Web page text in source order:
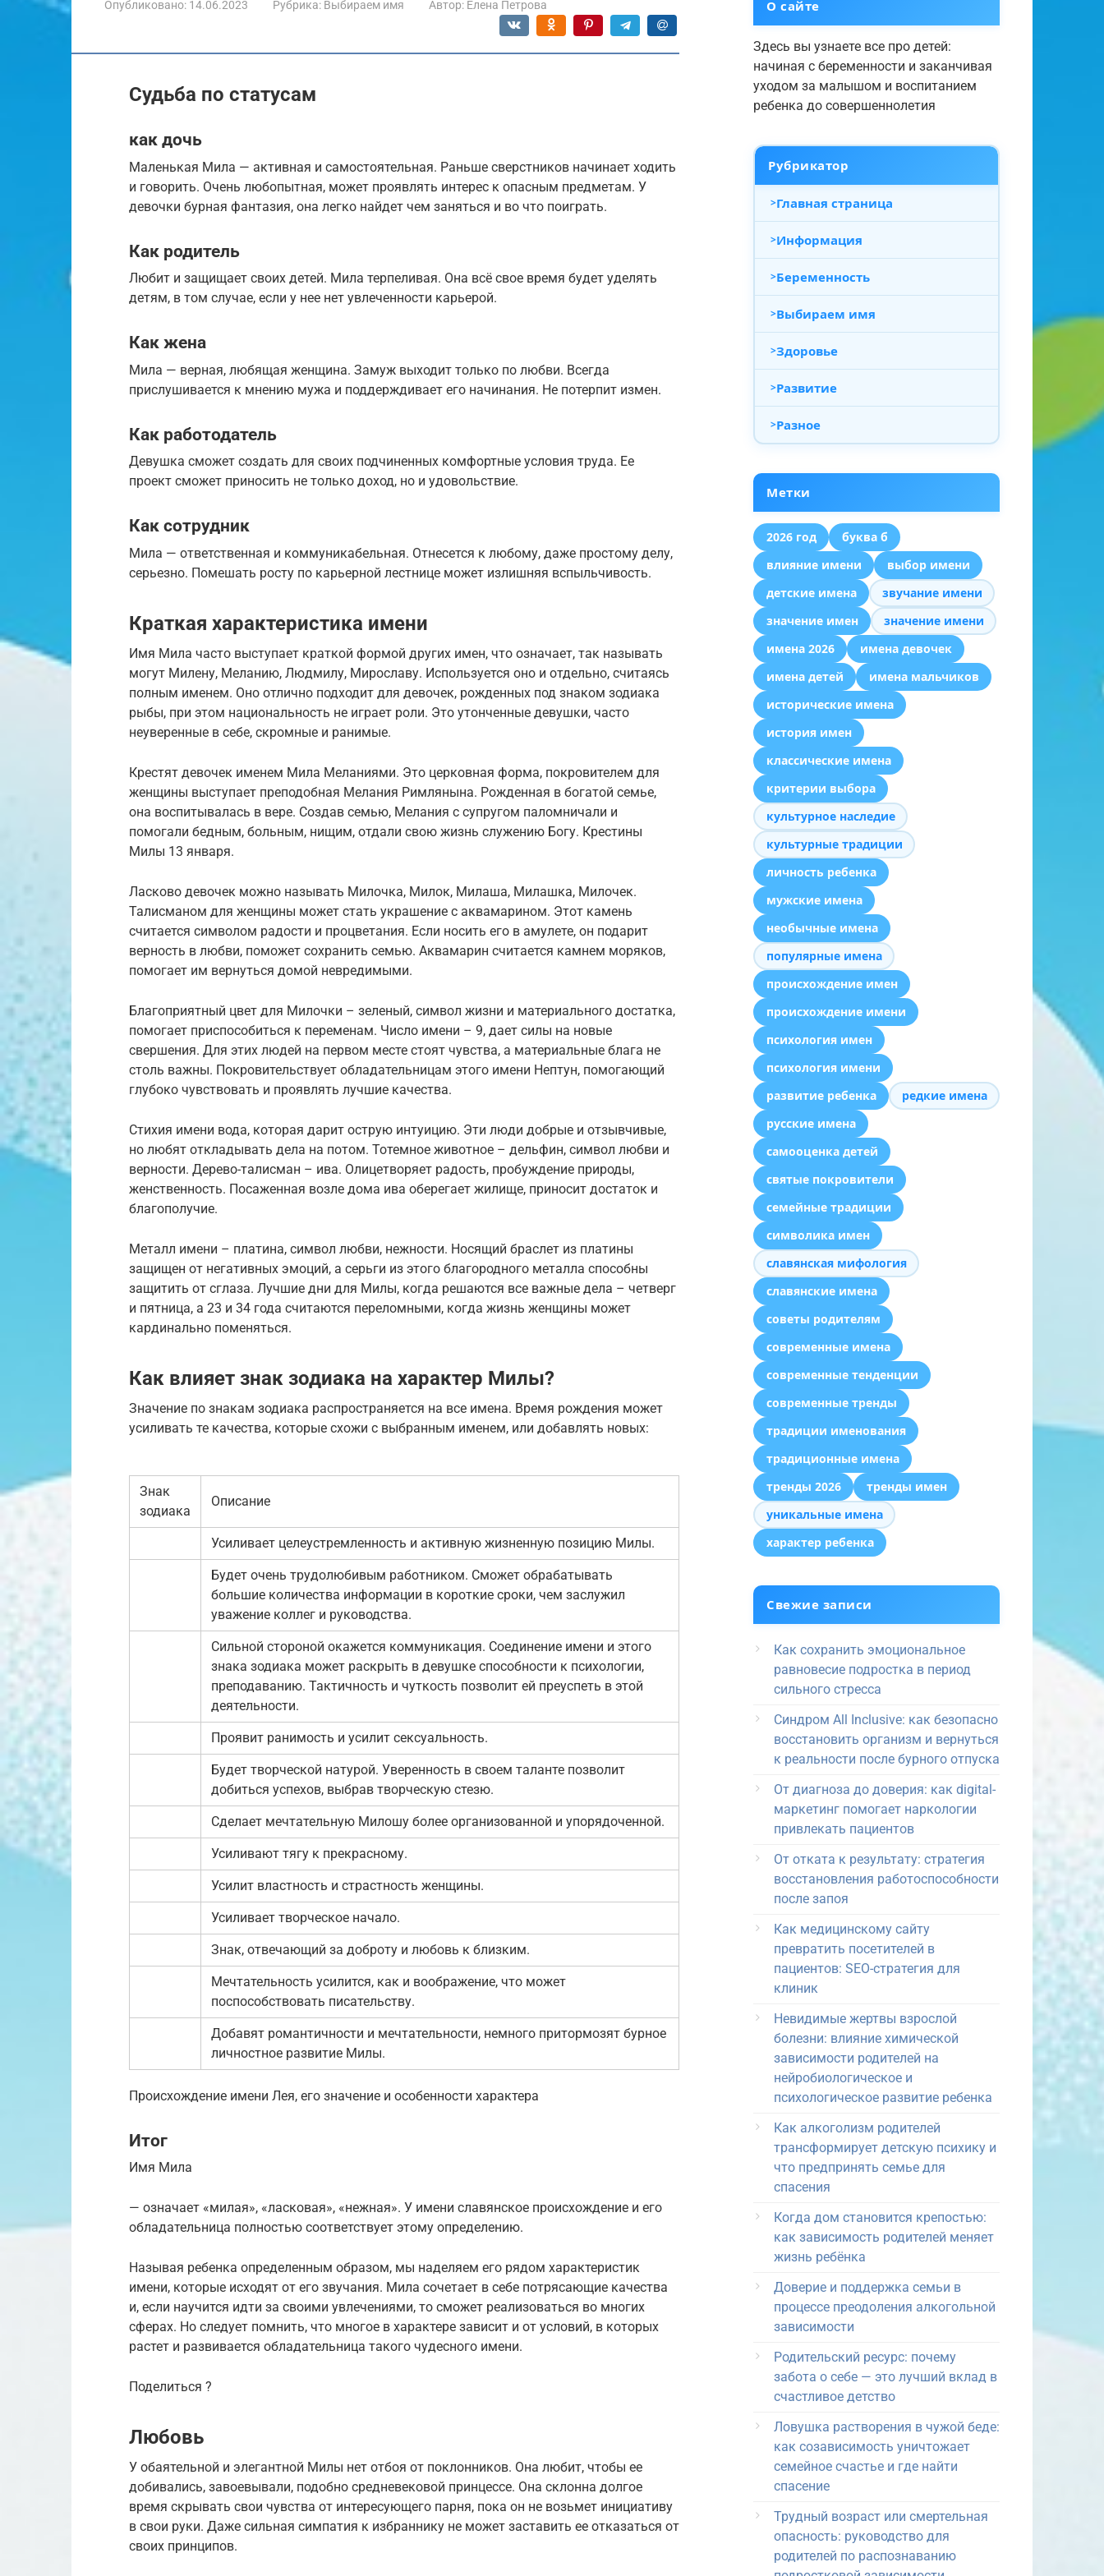
Опубликовано: 14.06.2023 Рубрика: Выбираем имя Автор: Елена Петрова
Судьба по статусам
как дочь
Маленькая Мила — активная и самостоятельная. Раньше сверстников начинает ходить
и говорить. Очень любопытная, может проявлять интерес к опасным предметам. У
девочки бурная фантазия, она легко найдет чем заняться и во что поиграть.
Как родитель
Любит и защищает своих детей. Мила терпеливая. Она всё свое время будет уделять
детям, в том случае, если у нее нет увлеченности карьерой.
Как жена
Мила — верная, любящая женщина. Замуж выходит только по любви. Всегда
прислушивается к мнению мужа и поддерждивает его начинания. Не потерпит измен.
Как работодатель
Девушка сможет создать для своих подчиненных комфортные условия труда. Ее
проект сможет приносить не только доход, но и удовольствие.
Как сотрудник
Мила — ответственная и коммуникабельная. Отнесется к любому, даже простому делу,
серьезно. Помешать росту по карьерной лестнице может излишняя вспыльчивость.
Краткая характеристика имени
Имя Мила часто выступает краткой формой других имен, что означает, так называть
могут Милену, Меланию, Людмилу, Мирославу. Используется оно и отдельно, считаясь
полным именем. Оно отлично подходит для девочек, рожденных под знаком зодиака
рыбы, при этом национальность не играет роли. Это утонченные девушки, часто
неуверенные в себе, скромные и ранимые.
Крестят девочек именем Мила Меланиями. Это церковная форма, покровителем для
женщины выступает преподобная Мелания Римлянына. Рожденная в богатой семье,
она воспитывалась в вере. Создав семью, Мелания с супругом паломничали и
помогали бедным, больным, нищим, отдали свою жизнь служению Богу. Крестины
Милы 13 января.
Ласково девочек можно называть Милочка, Милок, Милаша, Милашка, Милочек.
Талисманом для женщины может стать украшение с аквамарином. Этот камень
считается символом радости и процветания. Если носить его в амулете, он подарит
верность в любви, поможет сохранить семью. Аквамарин считается камнем моряков,
помогает им вернуться домой невредимыми.
Благоприятный цвет для Милочки – зеленый, символ жизни и материального достатка,
помогает приспособиться к переменам. Число имени – 9, дает силы на новые
свершения. Для этих людей на первом месте стоят чувства, а материальные блага не
столь важны. Покровительствует обладательницам этого имени Нептун, помогающий
глубоко чувствовать и проявлять лучшие качества.
Стихия имени вода, которая дарит острую интуицию. Эти люди добрые и отзывчивые,
но любят откладывать дела на потом. Тотемное животное – дельфин, символ любви и
верности. Дерево-талисман – ива. Олицетворяет радость, пробуждение природы,
женственность. Посаженная возле дома ива оберегает жилище, приносит достаток и
благополучие.
Металл имени – платина, символ любви, нежности. Носящий браслет из платины
защищен от негативных эмоций, а серьги из этого благородного металла способны
защитить от сглаза. Лучшие дни для Милы, когда решаются все важные дела – четверг
и пятница, а 23 и 34 года считаются переломными, когда жизнь женщины может
кардинально поменяться.
Как влияет знак зодиака на характер Милы?
Значение по знакам зодиака распространяется на все имена. Время рождения может
усиливать те качества, которые схожи с выбранным именем, или добавлять новых:
Знак
зодиака
Описание
Усиливает целеустремленность и активную жизненную позицию Милы.
Будет очень трудолюбивым работником. Сможет обрабатывать
большие количества информации в короткие сроки, чем заслужил
уважение коллег и руководства.
Сильной стороной окажется коммуникация. Соединение имени и этого
знака зодиака может раскрыть в девушке способности к психологии,
преподаванию. Тактичность и чуткость позволит ей преуспеть в этой
деятельности.
Проявит ранимость и усилит сексуальность.
Будет творческой натурой. Уверенность в своем таланте позволит
добиться успехов, выбрав творческую стезю.
Сделает мечтательную Милошу более организованной и упорядоченной.
Усиливают тягу к прекрасному.
Усилит властность и страстность женщины.
Усиливает творческое начало.
Знак, отвечающий за доброту и любовь к близким.
Мечтательность усилится, как и воображение, что может
поспособствовать писательству.
Добавят романтичности и мечтательности, немного притормозят бурное
личностное развитие Милы.
Происхождение имени Лея, его значение и особенности характера
Итог
Имя Мила
— означает «милая», «ласковая», «нежная». У имени славянское происхождение и его
обладательница полностью соответствует этому определению.
Называя ребенка определенным образом, мы наделяем его рядом характеристик
имени, которые исходят от его звучания. Мила сочетает в себе потрясающие качества
и, если научится идти за своими увлечениями, то сможет реализоваться во многих
сферах. Но следует помнить, что многое в характере зависит и от условий, в которых
растет и развивается обладательница такого чудесного имени.
Поделиться ?
Любовь
У обаятельной и элегантной Милы нет отбоя от поклонников. Она любит, чтобы ее
добивались, завоевывали, подобно средневековой принцессе. Она склонна долгое
время скрывать свои чувства от интересующего парня, пока он не возьмет инициативу
в свои руки. Даже сильная симпатия к избраннику не может заставить ее отказаться от
своих принципов.
О сайте
Здесь вы узнаете все про детей:
начиная с беременности и заканчивая
уходом за малышом и воспитанием
ребенка до совершеннолетия
Рубрикатор
Главная страница
Информация
Беременность
Выбираем имя
Здоровье
Развитие
Разное
Метки
2026 год
буква б
влияние имени
выбор имени
детские имена
звучание имени
значение имен
значение имени
имена 2026
имена девочек
имена детей
имена мальчиков
исторические имена
история имен
классические имена
критерии выбора
культурное наследие
культурные традиции
личность ребенка
мужские имена
необычные имена
популярные имена
происхождение имен
происхождение имени
психология имен
психология имени
развитие ребенка
редкие имена
русские имена
самооценка детей
святые покровители
семейные традиции
символика имен
славянская мифология
славянские имена
советы родителям
современные имена
современные тенденции
современные тренды
традиции именования
традиционные имена
тренды 2026
тренды имен
уникальные имена
характер ребенка
Свежие записи
Как сохранить эмоциональное
равновесие подростка в период
сильного стресса
Синдром All Inclusive: как безопасно
восстановить организм и вернуться
к реальности после бурного отпуска
От диагноза до доверия: как digital-
маркетинг помогает наркологии
привлекать пациентов
От отката к результату: стратегия
восстановления работоспособности
после запоя
Как медицинскому сайту
превратить посетителей в
пациентов: SEO-стратегия для
клиник
Невидимые жертвы взрослой
болезни: влияние химической
зависимости родителей на
нейробиологическое и
психологическое развитие ребенка
Как алкоголизм родителей
трансформирует детскую психику и
что предпринять семье для
спасения
Когда дом становится крепостью:
как зависимость родителей меняет
жизнь ребёнка
Доверие и поддержка семьи в
процессе преодоления алкогольной
зависимости
Родительский ресурс: почему
забота о себе — это лучший вклад в
счастливое детство
Ловушка растворения в чужой беде:
как созависимость уничтожает
семейное счастье и где найти
спасение
Трудный возраст или смертельная
опасность: руководство для
родителей по распознаванию